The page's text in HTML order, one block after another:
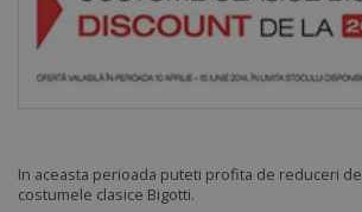
In aceasta perioada puteti profita de reduceri de
costumele clasice Bigotti.